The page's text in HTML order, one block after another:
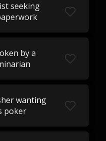
seeking
by a
wanting
poker